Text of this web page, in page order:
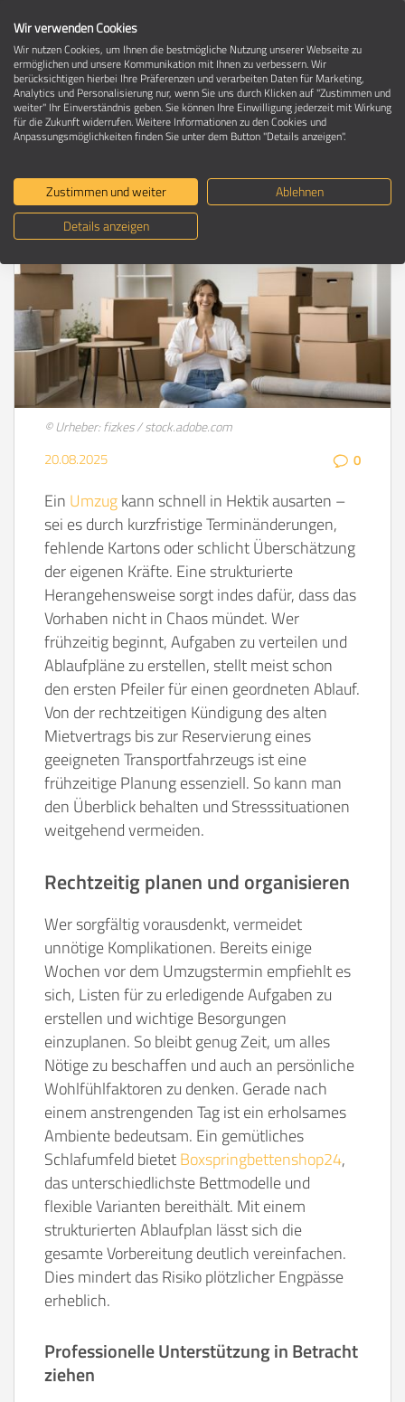
Umzugsratgeber
Die besten Tipps für einen
stressfreien Umzug
© Urheber: fizkes / stock.adobe.com
0
20.08.2025
Ein Umzugkann schnell in Hektik ausarten –
sei es durch kurzfristige Terminänderungen,
fehlende Kartons oder schlicht Überschätzung
der eigenen Kräfte. Eine strukturierte
Herangehensweise sorgt indes dafür, dass das
Vorhaben nicht in Chaos mündet. Wer
frühzeitig beginnt, Aufgaben zu verteilen und
Ablaufpläne zu erstellen, stellt meist schon
den ersten Pfeiler für einen geordneten Ablauf.
Von der rechtzeitigen Kündigung des alten
Mietvertrags bis zur Reservierung eines
geeigneten Transportfahrzeugs ist eine
frühzeitige Planung essenziell. So kann man
den Überblick behalten und Stresssituationen
weitgehend vermeiden.
Rechtzeitig planen und organisieren
Wer sorgfältig vorausdenkt, vermeidet
unnötige Komplikationen. Bereits einige
Wochen vor dem Umzugstermin empfiehlt es
sich, Listen für zu erledigende Aufgaben zu
erstellen und wichtige Besorgungen
einzuplanen. So bleibt genug Zeit, um alles
Nötige zu beschaffen und auch an persönliche
Wohlfühlfaktoren zu denken. Gerade nach
einem anstrengenden Tag ist ein erholsames
Ambiente bedeutsam. Ein gemütliches
Schlafumfeld bietetBoxspringbettenshop24,
das unterschiedlichste Bettmodelle und
flexible Varianten bereithält. Mit einem
strukturierten Ablaufplan lässt sich die
gesamte Vorbereitung deutlich vereinfachen.
Dies mindert das Risiko plötzlicher Engpässe
erheblich.
Professionelle Unterstützung in Betracht
ziehen
Wir verwenden Cookies
Wir nutzen Cookies, um Ihnen die bestmögliche Nutzung unserer Webseite zu
ermöglichen und unsere Kommunikation mit Ihnen zu verbessern. Wir
berücksichtigen hierbei Ihre Präferenzen und verarbeiten Daten für Marketing,
Analytics und Personalisierung nur, wenn Sie uns durch Klicken auf "Zustimmen und
weiter" Ihr Einverständnis geben. Sie können Ihre Einwilligung jederzeit mit Wirkung
für die Zukunft widerrufen. Weitere Informationen zu den Cookies und
Anpassungsmöglichkeiten finden Sie unter dem Button "Details anzeigen".
Zustimmen und weiter
Ablehnen
Details anzeigen